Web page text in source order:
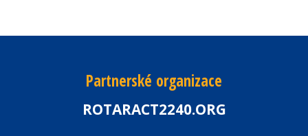
Partnerské organizace
ROTARACT2240.ORG